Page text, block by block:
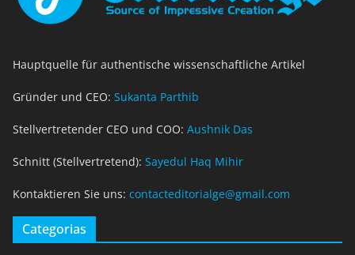
Hauptquelle für authentische wissenschaftliche Artikel
Gründer und CEO: Sukanta Parthib
Stellvertretender CEO und COO: Aushnik Das
Schnitt (Stellvertretend): Sayedul Haq Mihir
Kontaktieren Sie uns: contacteditorialge@gmail.com
Categorias